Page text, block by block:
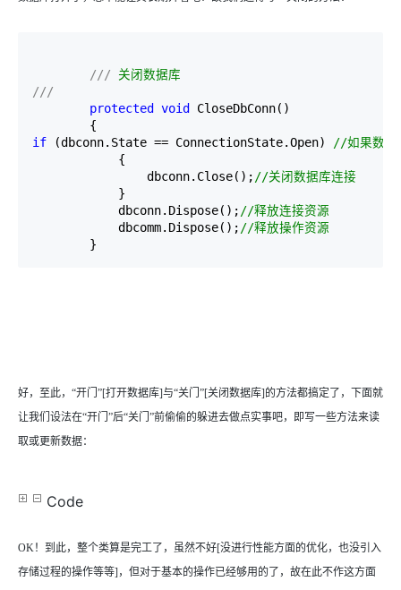
/// 关闭数据库
///
protected
void
CloseDbConn()
        {
if (dbconn.State == ConnectionState.Open) //如果数
            {
                dbconn.Close();
//关闭数据库连接
            }
            dbconn.Dispose();
//释放连接资源
            dbcomm.Dispose();
//释放操作资源
        }
好，至此，“开门”[打开数据库]与“关门”[关闭数据库]的方法都搞定了，下面就
让我们设法在“开门”后“关门”前偷偷的躲进去做点实事吧，即写一些方法来读
取或更新数据：
Code
OK！到此，整个类算是完工了，虽然不好[没进行性能方面的优化，也没引入
存储过程的操作等等] ，但对于基本的操作已经够用的了，故在此不作这方面